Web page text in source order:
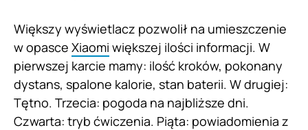
Większy wyświetlacz pozwolił na umieszczenie
w opasce Xiaomi większej ilości informacji. W
pierwszej karcie mamy: ilość kroków, pokonany
dystans, spalone kalorie, stan baterii. W drugiej:
Tętno. Trzecia: pogoda na najbliższe dni.
Czwarta: tryb ćwiczenia. Piąta: powiadomienia z